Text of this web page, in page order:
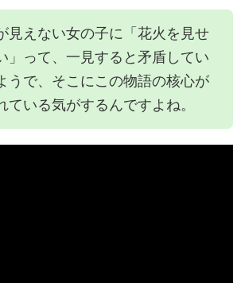
見えない女の子に「花火を見せ
」って、一見すると矛盾してい
うで、そこにこの物語の核心が
ている気がするんですよね。